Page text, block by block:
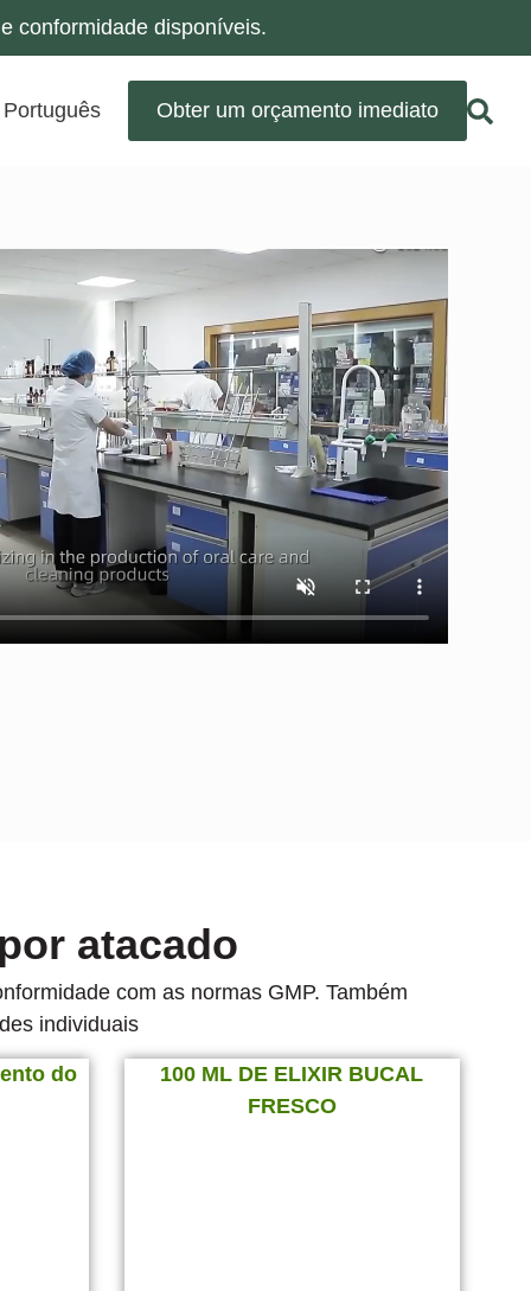
conformidade disponíveis.
Português Obter um orçamento imediato
atacado
com as normas GMP. Também
individuais
do
100 ML DE ELIXIR BUCAL
FRESCO